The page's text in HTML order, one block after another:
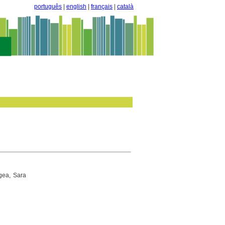
português english français català
Sara